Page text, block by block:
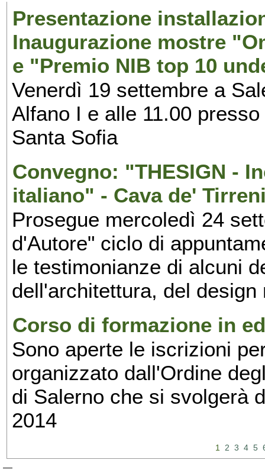
Presentazione
Inaugurazione mostre
e "Premio NIB top 10
Venerdì 19 settembre a
Alfano I e alle 11.00
Santa Sofia
Convegno: "THESIGN -
italiano" - Cava de'
Prosegue mercoledì 24
d'Autore" ciclo di
le testimonianze di alcuni
dell'architettura, del
Corso di formazione in
Sono aperte le iscrizioni
organizzato dall'Ordine
di Salerno che si svolgerà
2014
1 2 3 4 5